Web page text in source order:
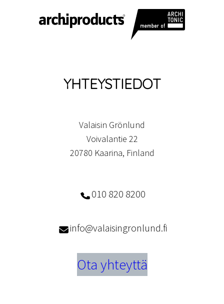
YHTEYSTIEDOT
Valaisin Grönlund
Voivalantie 22
20780 Kaarina, Finland
010 820 8200
info@valaisingronlund.fi
Ota yhteyttä